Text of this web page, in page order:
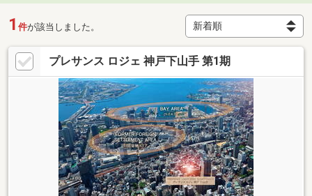
1 件が該当しました。
プレサンス ロジェ 神戸下山手 第1期